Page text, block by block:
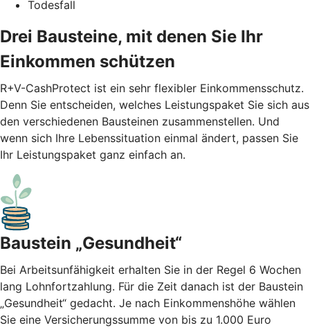
Todesfall
Drei Bausteine, mit denen Sie Ihr
Einkommen schützen
R+V-CashProtect ist ein sehr flexibler Einkommensschutz.
Denn Sie entscheiden, welches Leistungspaket Sie sich aus
den verschiedenen Bausteinen zusammenstellen. Und
wenn sich Ihre Lebenssituation einmal ändert, passen Sie
Ihr Leistungspaket ganz einfach an.
Baustein „Gesundheit“
Bei Arbeitsunfähigkeit erhalten Sie in der Regel 6 Wochen
lang Lohnfortzahlung. Für die Zeit danach ist der Baustein
„Gesundheit“ gedacht. Je nach Einkommenshöhe wählen
Sie eine Versicherungssumme von bis zu 1.000 Euro